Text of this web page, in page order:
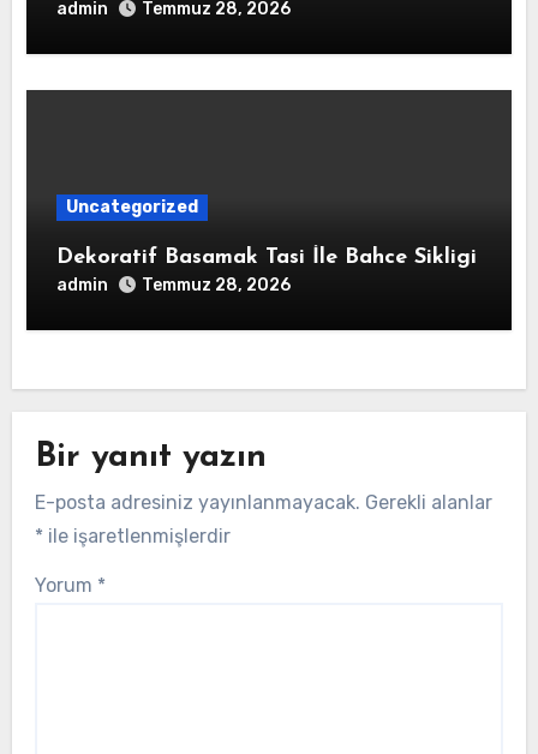
admin Temmuz 28, 2026
Uncategorized
Dekoratif Basamak Tasi İle Bahce Sikligi
admin Temmuz 28, 2026
Bir yanıt yazın
E-posta adresiniz yayınlanmayacak. Gerekli alanlar
* ile işaretlenmişlerdir
Yorum *